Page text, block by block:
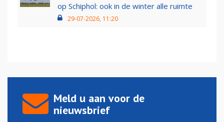
op Schiphol: ook in de winter alle ruimte
29-07-2026, 11:20
Meld u aan voor de
nieuwsbrief